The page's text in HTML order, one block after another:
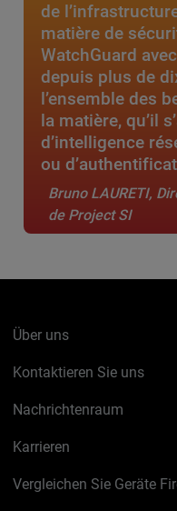
de
matière de
WatchGuard
depuis plus de
l’ensemble des
la matière, qu’il
d’intelligence
ou
Bruno LAURETI,
de Project SI
Über uns
Kontaktieren Sie uns
Nachrichtenraum
Karrieren
Vergleichen Sie Geräte